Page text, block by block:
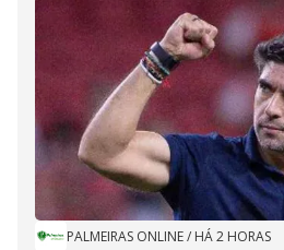
PALMEIRAS ONLINE/ HÁ 2 HORAS